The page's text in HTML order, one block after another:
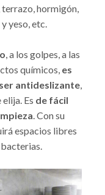
hormigón,
yeso, etc.
, a los golpes, a las
químicos, es
antideslizante,
Es de fácil
. Con su
espacios libres